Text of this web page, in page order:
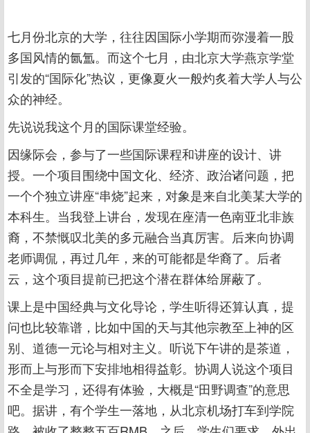
七月份北京的大学，往往因国际小学期而弥漫着一股
多国风情的氤氲。而这个七月，由北京大学燕京学堂
引发的“国际化”热议，更像夏火一般灼炙着大学人与公
众的神经。
先说说我这个月的国际课堂经验。
因缘际会，参与了一些国际课程和讲座的设计、讲
授。一个项目围绕中国文化、经济、政治诸问题，把
一个个独立讲座“串烧”起来，对象是来自北美某大学的
本科生。当我登上讲台，发现在座清一色南亚北非族
裔，不禁慨叹北美的多元融合当真厉害。后来向协调
老师调侃，再过几年，来的可能都是华裔了。后者
云，这个项目提前已把这个潜在群体给屏蔽了。
课上是中国经典与文化导论，学生听得还算认真，提
问也比较靠谱，比如中国的天与其他宗教至上神的区
别、道德一元论与相对主义。听说下午讲的是茶道，
形而上与形而下安排地相得益彰。协调人说这个项目
不全是学习，还得有体验，大概是“田野调查”的意思
吧。据讲，有个学生一落地，从北京机场打车到学院